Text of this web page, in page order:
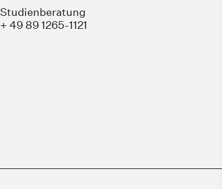
Studienberatung
+ 49 89 1265-1121